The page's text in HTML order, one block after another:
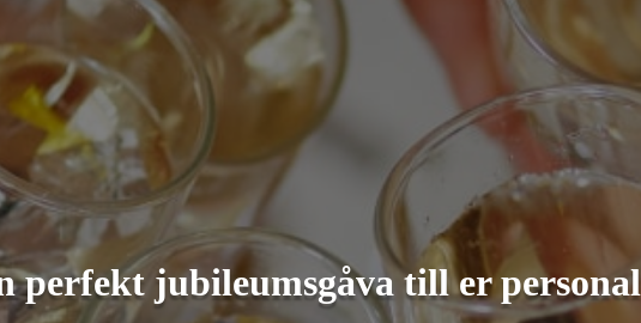
perfekt jubileumsgåva till er personal